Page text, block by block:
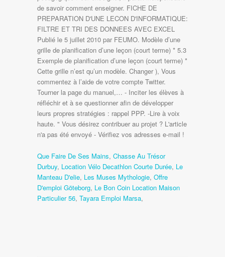
Que Faire De Ses Mains, Chasse Au Trésor
Durbuy, Location Vélo Decathlon Courte Durée, Le
Manteau D'elie, Les Muses Mythologie, Offre
D'emploi Göteborg, Le Bon Coin Location Maison
Particulier 56, Tayara Emploi Marsa,